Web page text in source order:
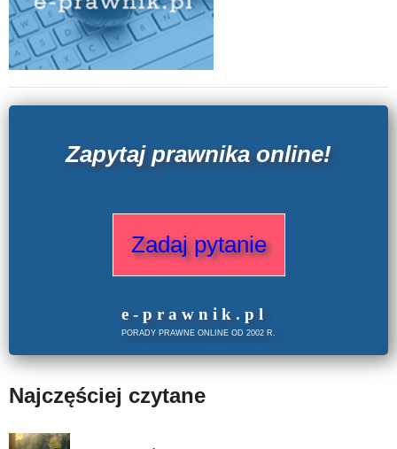
Zapytaj prawnika online!
Zadaj pytanie
e -prawnik . pl
PORADY PRAWNE ONLINE OD 2002 R.
Najczęściej czytane